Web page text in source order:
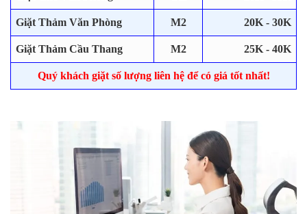
Giặt Thảm Văn Phòng M2 20K - 30K
Giặt Thảm Cầu Thang M2 25K - 40K
Quý khách giặt số lượng liên hệ để có giá tốt nhất!